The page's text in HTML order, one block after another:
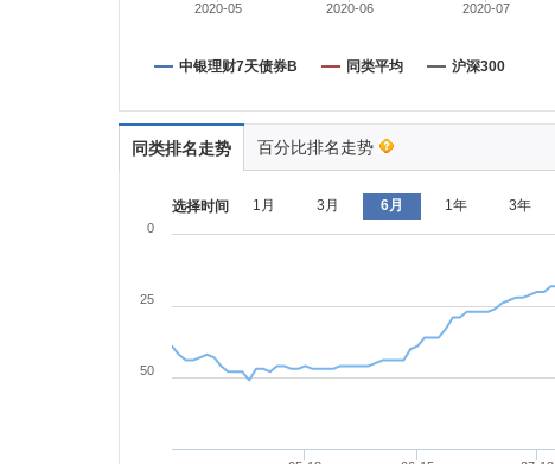
2020-05 2020-06 2020-07
中银理财7天债券B 同类平均 沪深300
同类排名走势 百分比排名走势
选择时间 1月 3月 6月 1年 3年
0
25
50